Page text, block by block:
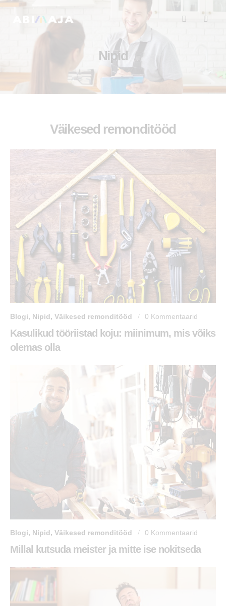
Nipid
Väikesed remonditööd
Blogi, Nipid, Väikesed remonditööd 0 Kommentaarid
Kasulikud tööriistad koju: miinimum, mis võiks
olemas olla
Blogi, Nipid, Väikesed remonditööd 0 Kommentaarid
Millal kutsuda meister ja mitte ise nokitseda